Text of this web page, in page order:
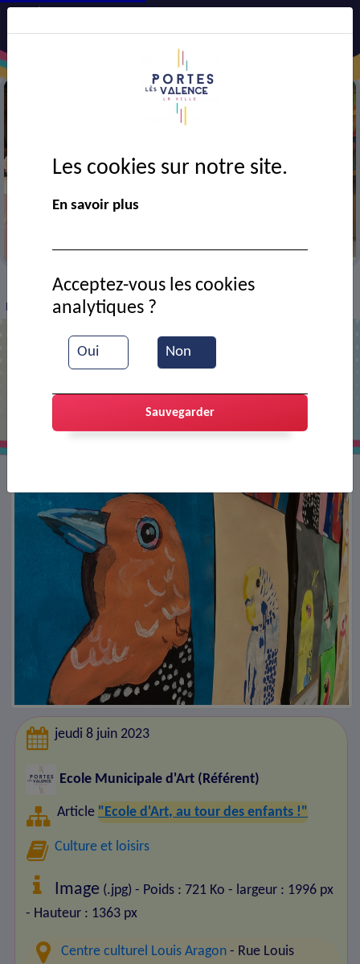
> VIE MUNICIPALE > Ressources documentaires
Ecole d'Art, au tour des enfants !
jeudi 8 juin 2023
Ecole Municipale d'Art (Référent)
Article "Ecole d'Art, au tour des enfants !"
Culture et loisirs
Image (.jpg) - Poids : 721 Ko - largeur : 1996 px
- Hauteur : 1363 px
Centre culturel Louis Aragon - Rue Louis
Les cookies sur notre site.
En savoir plus
Oui Non
Acceptez-vous les cookies
analytiques ?
Sauvegarder